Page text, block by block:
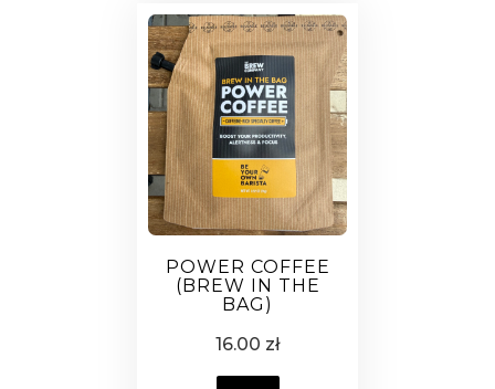
POWER COFFEE
(BREW IN THE
BAG)
16.00 zł